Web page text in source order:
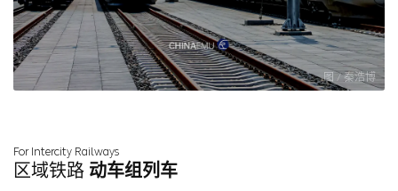
图 / 秦浩博
For Intercity Railways
区域铁路 动车组列车